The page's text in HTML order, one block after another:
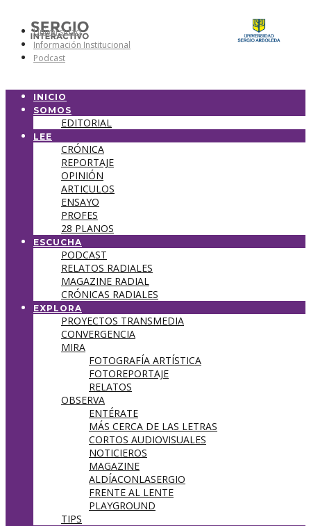
Universidad
Información Institucional
Podcast
INICIO
SOMOS
EDITORIAL
LEE
CRÓNICA
REPORTAJE
OPINIÓN
ARTICULOS
ENSAYO
PROFES
28 PLANOS
ESCUCHA
PODCAST
RELATOS RADIALES
MAGAZINE RADIAL
CRÓNICAS RADIALES
EXPLORA
PROYECTOS TRANSMEDIA
CONVERGENCIA
MIRA
FOTOGRAFÍA ARTÍSTICA
FOTOREPORTAJE
RELATOS
OBSERVA
ENTÉRATE
MÁS CERCA DE LAS LETRAS
CORTOS AUDIOVISUALES
NOTICIEROS
MAGAZINE
ALDÍACONLASERGIO
FRENTE AL LENTE
PLAYGROUND
TIPS